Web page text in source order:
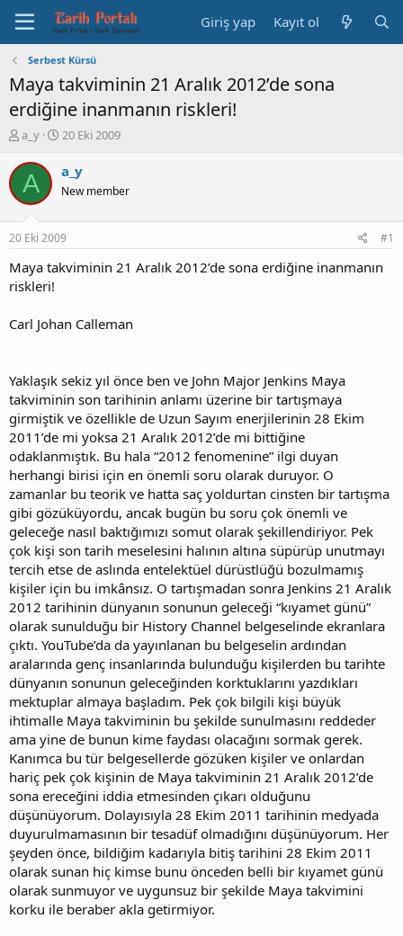
Giriş yap Kayıt ol
Serbest Kürsü
Maya takviminin 21 Aralık 2012’de sona
erdiğine inanmanın riskleri!
K
n
b
u
u
b
a
ş
l
t
a_y
B
ş
a
g
ı
ç
i
20 Eki 2009
A a_y
New member
20 Eki 2009 #1
Maya takviminin 21 Aralık 2012’de sona erdiğine inanmanın
riskleri!
Carl Johan Calleman
Yaklaşık sekiz yıl önce ben ve John Major Jenkins Maya
takviminin son tarihinin anlamı üzerine bir tartışmaya
girmiştik ve özellikle de Uzun Sayım enerjilerinin 28 Ekim
2011’de mi yoksa 21 Aralık 2012’de mi bittiğine
odaklanmıştık. Bu hala “2012 fenomenine” ilgi duyan
herhangi birisi için en önemli soru olarak duruyor. O
zamanlar bu teorik ve hatta saç yoldurtan cinsten bir tartışma
gibi gözüküyordu, ancak bugün bu soru çok önemli ve
geleceğe nasıl baktığımızı somut olarak şekillendiriyor. Pek
çok kişi son tarih meselesini halının altına süpürüp unutmayı
tercih etse de aslında entelektüel dürüstlüğü bozulmamış
kişiler için bu imkânsız. O tartışmadan sonra Jenkins 21 Aralık
2012 tarihinin dünyanın sonunun geleceği “kıyamet günü”
olarak sunulduğu bir History Channel belgeselinde ekranlara
çıktı. YouTube’da da yayınlanan bu belgeselin ardından
aralarında genç insanlarında bulunduğu kişilerden bu tarihte
dünyanın sonunun geleceğinden korktuklarını yazdıkları
mektuplar almaya başladım. Pek çok bilgili kişi büyük
ihtimalle Maya takviminin bu şekilde sunulmasını reddeder
ama yine de bunun kime faydası olacağını sormak gerek.
Kanımca bu tür belgesellerde gözüken kişiler ve onlardan
hariç pek çok kişinin de Maya takviminin 21 Aralık 2012’de
sona ereceğini iddia etmesinden çıkarı olduğunu
düşünüyorum. Dolayısıyla 28 Ekim 2011 tarihinin medyada
duyurulmamasının bir tesadüf olmadığını düşünüyorum. Her
şeyden önce, bildiğim kadarıyla bitiş tarihini 28 Ekim 2011
olarak sunan hiç kimse bunu önceden belli bir kıyamet günü
olarak sunmuyor ve uygunsuz bir şekilde Maya takvimini
korku ile beraber akla getirmiyor.